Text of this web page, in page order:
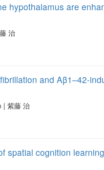
hypothalamus are
治
and
| 紫藤 治
spatial cognition